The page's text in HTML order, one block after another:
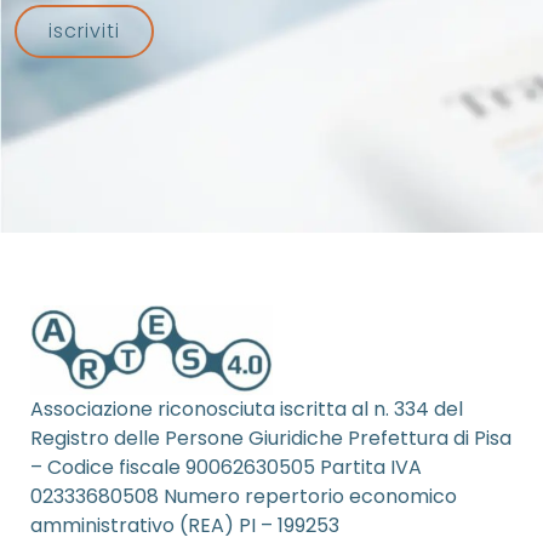
iscriviti
Associazione riconosciuta iscritta al n. 334 del
Registro delle Persone Giuridiche Prefettura di Pisa
– Codice fiscale 90062630505 Partita IVA
02333680508 Numero repertorio economico
amministrativo (REA) PI – 199253